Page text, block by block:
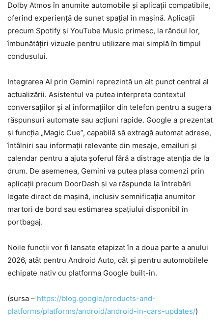
Dolby Atmos în anumite automobile și aplicații compatibile,
oferind experiență de sunet spațial în mașină. Aplicații
precum Spotify și YouTube Music primesc, la rândul lor,
îmbunătățiri vizuale pentru utilizare mai simplă în timpul
condusului.
Integrarea AI prin Gemini reprezintă un alt punct central al
actualizării. Asistentul va putea interpreta contextul
conversațiilor și al informațiilor din telefon pentru a sugera
răspunsuri automate sau acțiuni rapide. Google a prezentat
și funcția „Magic Cue”, capabilă să extragă automat adrese,
întâlniri sau informații relevante din mesaje, emailuri și
calendar pentru a ajuta șoferul fără a distrage atenția de la
drum. De asemenea, Gemini va putea plasa comenzi prin
aplicații precum DoorDash și va răspunde la întrebări
legate direct de mașină, inclusiv semnificația anumitor
martori de bord sau estimarea spațiului disponibil în
portbagaj.
Noile funcții vor fi lansate etapizat în a doua parte a anului
2026, atât pentru Android Auto, cât și pentru automobilele
echipate nativ cu platforma Google built-in.
(sursa – https://blog.google/products-and-
platforms/platforms/android/android-in-cars-updates/)